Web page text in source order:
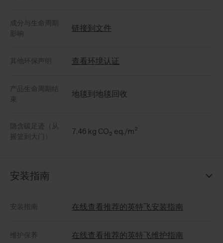
成分与生命周期
影响
链接到文件
其他环保声明 查看环境认证
产品生命周期结
束
地毯到地毯回收
隐含碳足迹（从
摇篮到大门）
7.46 kg CO₂ eq./m²
安装指南
安装指南 在线查看推荐的英特飞安装指南
维护保养 在线查看推荐的英特飞维护指南